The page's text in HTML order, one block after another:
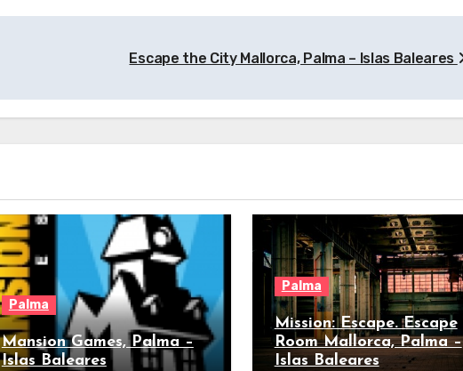
Escape the City Mallorca, Palma – Islas Baleares
Palma
Mansion Games, Palma –
Islas Baleares
Palma
Mission: Escape. Escape
Room Mallorca, Palma –
Islas Baleares